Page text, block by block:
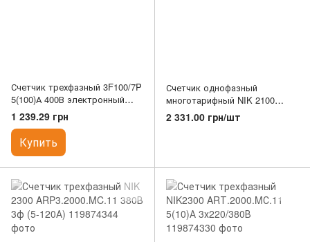
Счетчик трехфазный 3F100/7P
5(100)А 400В электронный
класс 1.0
(некомер)TechnoSystems
1 239.29 грн
Купить
Счетчик однофазный
многотарифный NIK 2100
AP6T.2002.МC.11 с датчиком и
передачей данных ВЧ (5-80А)
2 331.00 грн/шт